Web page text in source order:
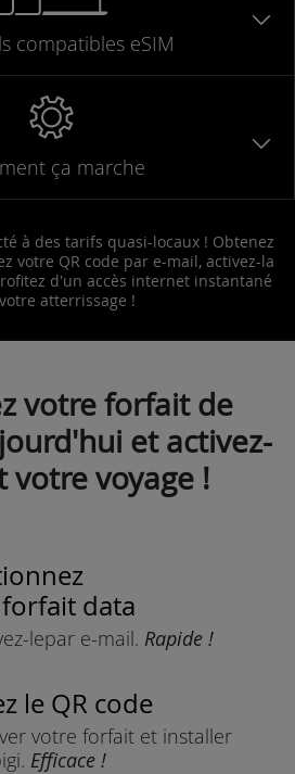
compatibles eSIM
ça marche
à des tarifs quasi-locaux ! Obtenez
votre QR code par e-mail, activez-la
d'un accès internet instantané
atterrissage !
votre forfait de
et activez-
votre voyage !
data
lepar e-mail. Rapide !
le QR code
votre forfaitet installer
Efficace !